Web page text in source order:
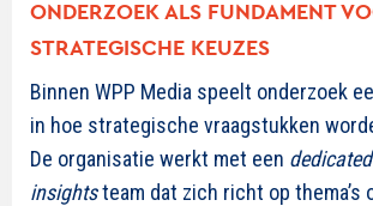
ONDERZOEK ALS FUNDAMENT
STRATEGISCHE KEUZES
Binnen WPP Media speelt onderzoek
in hoe strategische vraagstukken
De organisatie werkt met een
insightsteam dat zich richt op thema’s